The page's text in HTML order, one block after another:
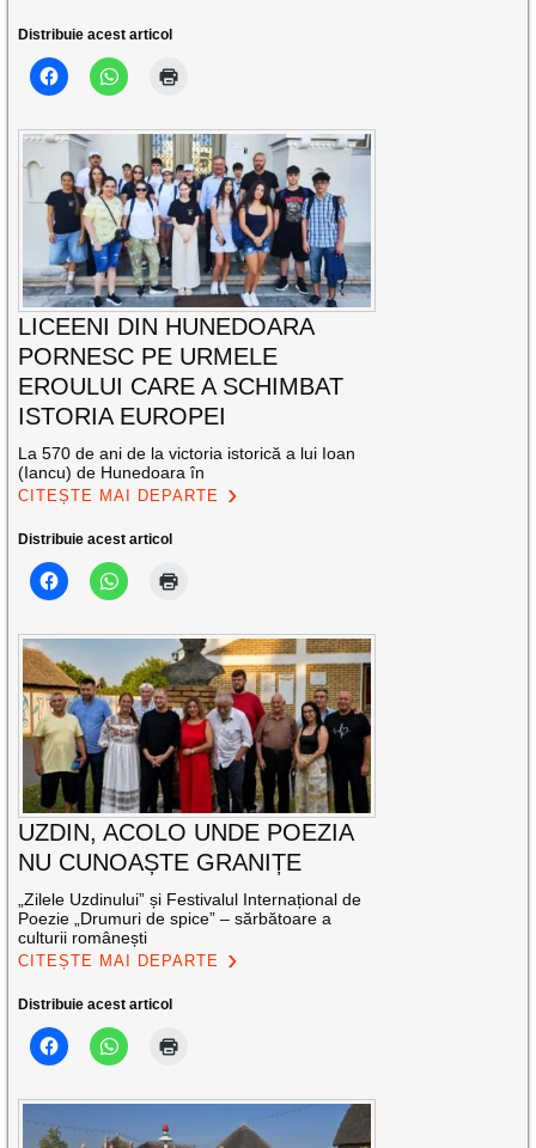
Distribuie acest articol
LICEENI DIN HUNEDOARA
PORNESC PE URMELE
EROULUI CARE A SCHIMBAT
ISTORIA EUROPEI
La 570 de ani de la victoria istorică a lui Ioan
(Iancu) de Hunedoara în
CITEȘTE MAI DEPARTE
Distribuie acest articol
UZDIN, ACOLO UNDE POEZIA
NU CUNOAȘTE GRANIȚE
„Zilele Uzdinului” și Festivalul Internațional de
Poezie „Drumuri de spice” – sărbătoare a
culturii românești
CITEȘTE MAI DEPARTE
Distribuie acest articol